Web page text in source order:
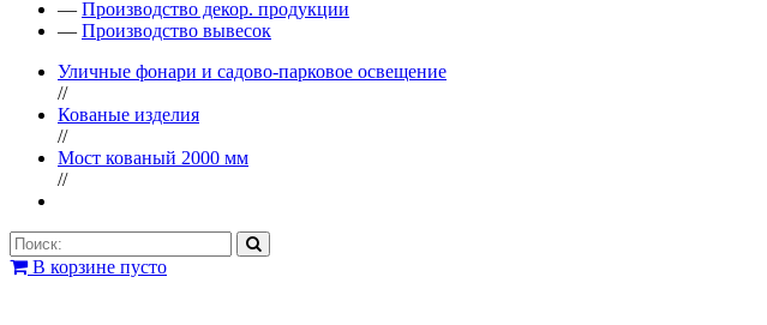
— Производство декор. продукции
— Производство вывесок
Уличные фонари и садово-парковое освещение
//
Кованые изделия
//
Мост кованый 2000 мм
//
В корзине пусто